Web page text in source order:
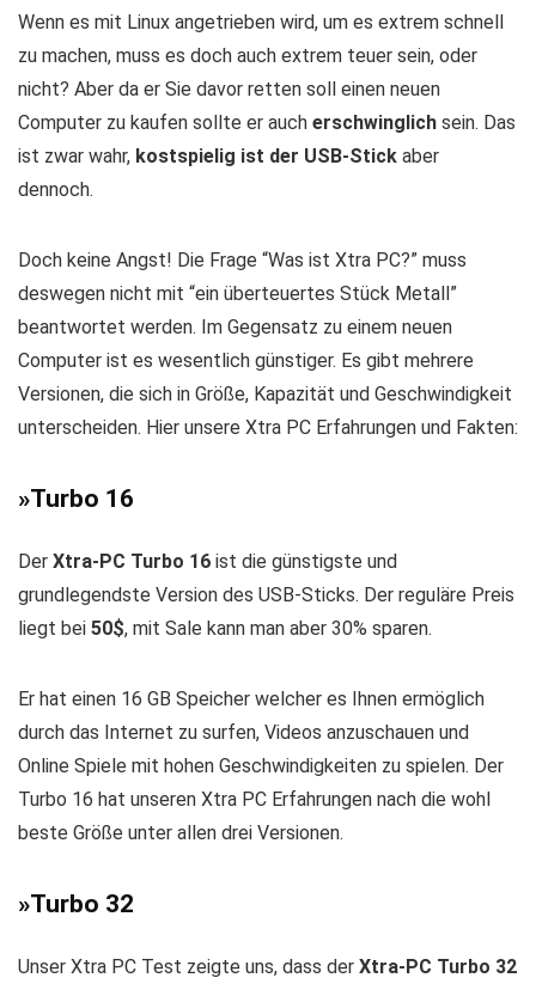
Wenn es mit Linux angetrieben wird, um es extrem schnell
zu machen, muss es doch auch extrem teuer sein, oder
nicht? Aber da er Sie davor retten soll einen neuen
Computer zu kaufen sollte er auch erschwinglich sein. Das
ist zwar wahr, kostspielig ist der USB-Stick aber
dennoch.
Doch keine Angst! Die Frage “Was ist Xtra PC?” muss
deswegen nicht mit “ein überteuertes Stück Metall”
beantwortet werden. Im Gegensatz zu einem neuen
Computer ist es wesentlich günstiger. Es gibt mehrere
Versionen, die sich in Größe, Kapazität und Geschwindigkeit
unterscheiden. Hier unsere Xtra PC Erfahrungen und Fakten:
»Turbo 16
Der Xtra-PC Turbo 16 ist die günstigste und
grundlegendste Version des USB-Sticks. Der reguläre Preis
liegt bei 50$, mit Sale kann man aber 30% sparen.
Er hat einen 16 GB Speicher welcher es Ihnen ermöglich
durch das Internet zu surfen, Videos anzuschauen und
Online Spiele mit hohen Geschwindigkeiten zu spielen. Der
Turbo 16 hat unseren Xtra PC Erfahrungen nach die wohl
beste Größe unter allen drei Versionen.
»Turbo 32
Unser Xtra PC Test zeigte uns, dass der Xtra-PC Turbo 32